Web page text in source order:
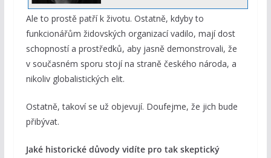
Ale to prostě patří k životu. Ostatně, kdyby to
funkcionářům židovských organizací vadilo, mají dost
schopností a prostředků, aby jasně demonstrovali, že
v současném sporu stojí na straně českého národa, a
nikoliv globalistických elit.
Ostatně, takoví se už objevují. Doufejme, že jich bude
přibývat.
Jaké historické důvody vidíte pro tak skeptický